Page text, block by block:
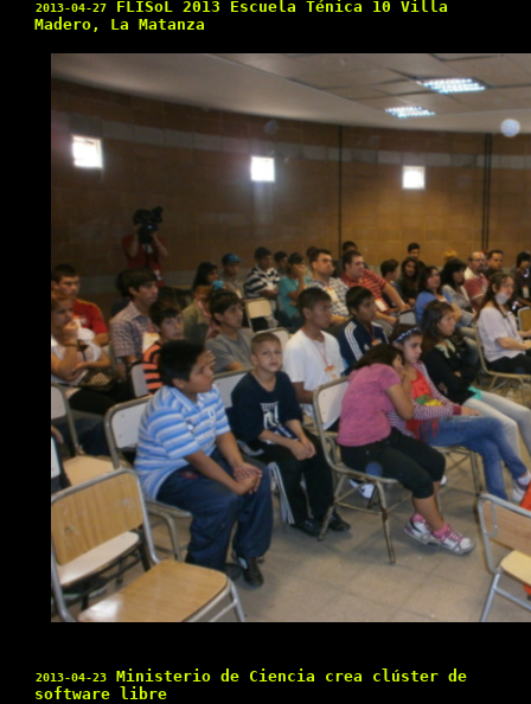
2013-04-27FLISoL 2013 Escuela Ténica 10 Villa
Madero, La Matanza
2013-04-23Ministerio de Ciencia crea clúster de
software libre